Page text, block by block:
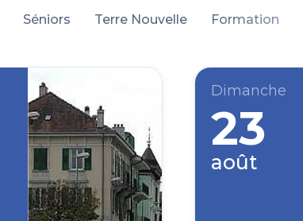
Séniors Terre Nouvelle Formation
Dimanche
23
août